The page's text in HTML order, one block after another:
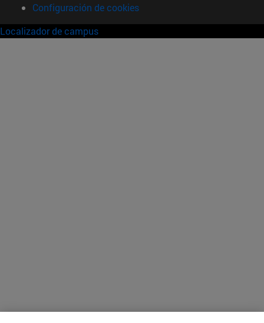
Configuración de cookies
Localizador de campus